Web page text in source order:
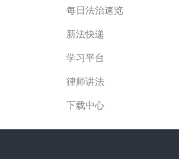
每日法治速览
新法快递
学习平台
律师讲法
下载中心